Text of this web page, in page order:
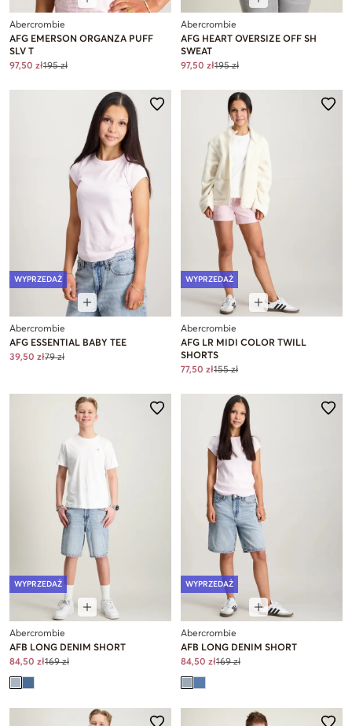
Abercrombie
AFG EMERSON ORGANZA PUFF
SLV T
97,50 zł195 zł
Abercrombie
AFG HEART OVERSIZE OFF SH
SWEAT
97,50 zł195 zł
WYPRZEDAŻ
Abercrombie
AFG ESSENTIAL BABY TEE
39,50 zł79 zł
WYPRZEDAŻ
Abercrombie
AFG LR MIDI COLOR TWILL
SHORTS
77,50 zł155 zł
WYPRZEDAŻ
Abercrombie
AFB LONG DENIM SHORT
84,50 zł169 zł
WYPRZEDAŻ
Abercrombie
AFB LONG DENIM SHORT
84,50 zł169 zł